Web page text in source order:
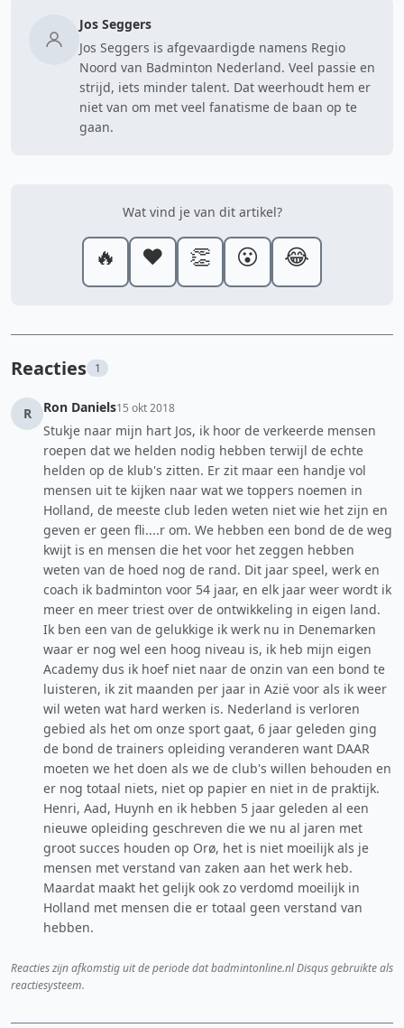
Jos Seggers
Jos Seggers is afgevaardigde namens Regio
Noord van Badminton Nederland. Veel passie en
strijd, iets minder talent. Dat weerhoudt hem er
niet van om met veel fanatisme de baan op te
gaan.
Wat vind je van dit artikel?
🔥 ❤️ 👏 😮 😂
Reacties 1
R Ron Daniels15 okt 2018
Stukje naar mijn hart Jos, ik hoor de verkeerde mensen
roepen dat we helden nodig hebben terwijl de echte
helden op de klub's zitten. Er zit maar een handje vol
mensen uit te kijken naar wat we toppers noemen in
Holland, de meeste club leden weten niet wie het zijn en
geven er geen fli....r om. We hebben een bond de de weg
kwijt is en mensen die het voor het zeggen hebben
weten van de hoed nog de rand. Dit jaar speel, werk en
coach ik badminton voor 54 jaar, en elk jaar weer wordt ik
meer en meer triest over de ontwikkeling in eigen land.
Ik ben een van de gelukkige ik werk nu in Denemarken
waar er nog wel een hoog niveau is, ik heb mijn eigen
Academy dus ik hoef niet naar de onzin van een bond te
luisteren, ik zit maanden per jaar in Azië voor als ik weer
wil weten wat hard werken is. Nederland is verloren
gebied als het om onze sport gaat, 6 jaar geleden ging
de bond de trainers opleiding veranderen want DAAR
moeten we het doen als we de club's willen behouden en
er nog totaal niets, niet op papier en niet in de praktijk.
Henri, Aad, Huynh en ik hebben 5 jaar geleden al een
nieuwe opleiding geschreven die we nu al jaren met
groot succes houden op Orø, het is niet moeilijk als je
mensen met verstand van zaken aan het werk heb.
Maardat maakt het gelijk ook zo verdomd moeilijk in
Holland met mensen die er totaal geen verstand van
hebben.
Reacties zijn afkomstig uit de periode dat badmintonline.nl Disqus gebruikte als
reactiesysteem.